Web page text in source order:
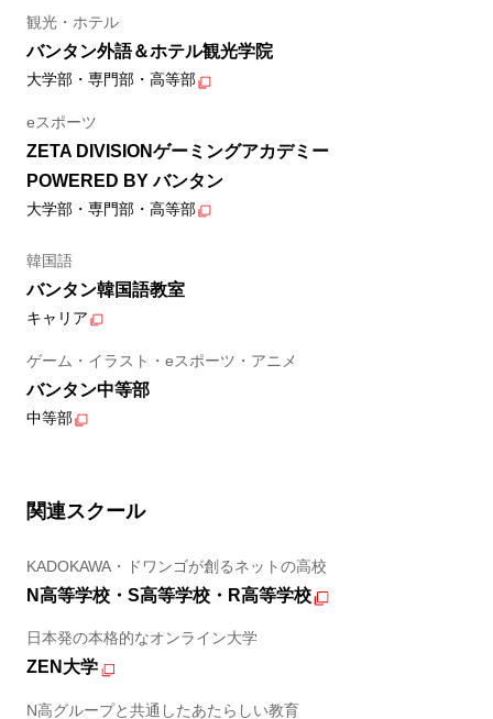
観光・ホテル
バンタン外語＆ホテル観光学院
大学部・専門部・高等部
eスポーツ
ZETA DIVISIONゲーミングアカデミー
POWERED BY バンタン
大学部・専門部・高等部
韓国語
バンタン韓国語教室
キャリア
ゲーム・イラスト・eスポーツ・アニメ
バンタン中等部
中等部
関連スクール
KADOKAWA・ドワンゴが創るネットの高校
N高等学校・S高等学校・R高等学校
日本発の本格的なオンライン大学
ZEN大学
N高グループと共通したあたらしい教育